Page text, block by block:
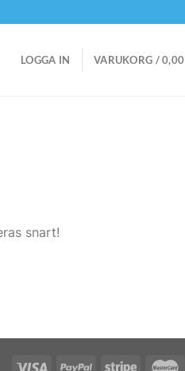
LOGGA IN VARUKORG /0,00
snart!